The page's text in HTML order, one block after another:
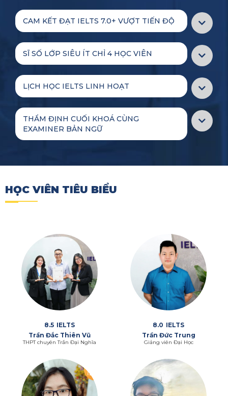
CAM KẾT ĐẠT IELTS 7.0+ VƯỢT TIẾN ĐỘ
SĨ SỐ LỚP SIÊU ÍT CHỈ 4 HỌC VIÊN
LỊCH HỌC IELTS LINH HOẠT
THẨM ĐỊNH CUỐI KHOÁ CÙNG
EXAMINER BẢN NGỮ
HỌC VIÊN TIÊU BIỂU
8.5 IELTS
Trần Đắc Thiên Vũ
THPT chuyên Trần Đại Nghĩa
8.0 IELTS
Trần Đức Trung
Giảng viên Đại Học